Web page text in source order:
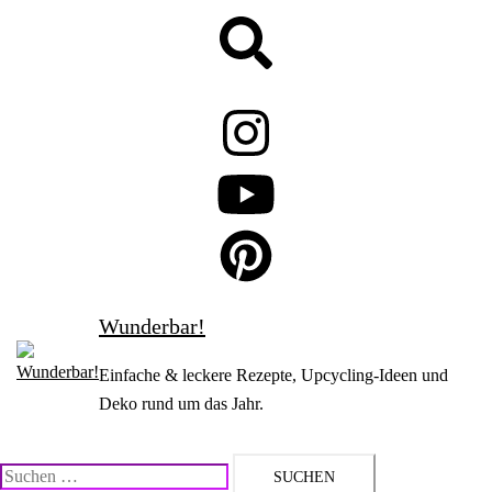
Wunderbar!
Einfache & leckere Rezepte, Upcycling-Ideen und
Deko rund um das Jahr.
Suchen